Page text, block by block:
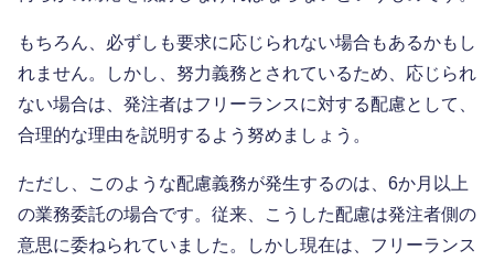
もちろん、必ずしも要求に応じられない場合もあるかもし
れません。しかし、努力義務とされているため、応じられ
ない場合は、発注者はフリーランスに対する配慮として、
合理的な理由を説明するよう努めましょう。
ただし、このような配慮義務が発生するのは、6か月以上
の業務委託の場合です。従来、こうした配慮は発注者側の
意思に委ねられていました。しかし現在は、フリーランス